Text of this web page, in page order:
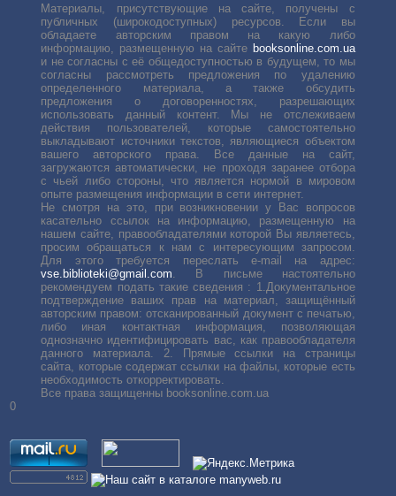
Материалы, присутствующие на сайте, получены с
публичных (широкодоступных) ресурсов. Если вы
обладаете авторским правом на какую либо
информацию, размещенную на сайте booksonline.com.ua
и не согласны с её общедоступностью в будущем, то мы
согласны рассмотреть предложения по удалению
определенного материала, а также обсудить
предложения о договоренностях, разрешающих
использовать данный контент. Мы не отслеживаем
действия пользователей, которые самостоятельно
выкладывают источники текстов, являющиеся объектом
вашего авторского права. Все данные на сайт,
загружаются автоматически, не проходя заранее отбора
с чьей либо стороны, что является нормой в мировом
опыте размещения информации в сети интернет.
Не смотря на это, при возникновении у Вас вопросов
касательно ссылок на информацию, размещенную на
нашем сайте, правообладателями которой Вы являетесь,
просим обращаться к нам с интересующим запросом.
Для этого требуется переслать е-mail на адрес:
vse.biblioteki@gmail.com . В письме настоятельно
рекомендуем подать такие сведения : 1.Документальное
подтверждение ваших прав на материал, защищённый
авторским правом: отсканированный документ с печатью,
либо иная контактная информация, позволяющая
однозначно идентифицировать вас, как правообладателя
данного материала. 2. Прямые ссылки на страницы
сайта, которые содержат ссылки на файлы, которые есть
необходимость откорректировать.
Все права защищенны booksonline.com.ua
0